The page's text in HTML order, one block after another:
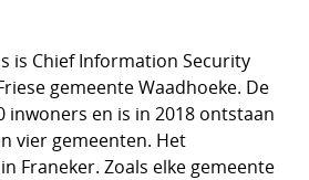
is Chief Information Security
gemeente Waadhoeke. De
inwoners en is in 2018 ontstaan
vier gemeenten. Het
Franeker. Zoals elke gemeente